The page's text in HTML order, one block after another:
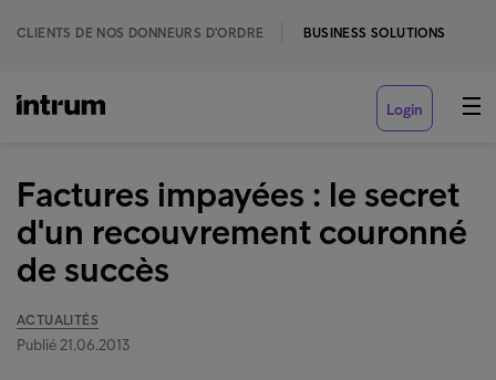
CLIENTS DE NOS DONNEURS D'ORDRE BUSINESS SOLUTIONS
Login
Factures impayées : le secret
d'un recouvrement couronné
de succès
ACTUALITÉS
Publié 21.06.2013